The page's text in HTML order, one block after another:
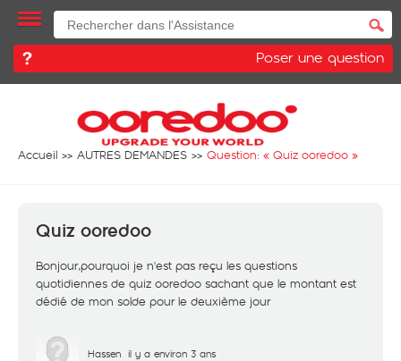
Poser une question
Accueil AUTRES DEMANDES Question: « Quiz ooredoo »
Quiz ooredoo
Bonjour,pourquoi je n'est pas reçu les questions
quotidiennes de quiz ooredoo sachant que le montant est
dédié de mon solde pour le deuxième jour
Hassen il y a environ 3 ans